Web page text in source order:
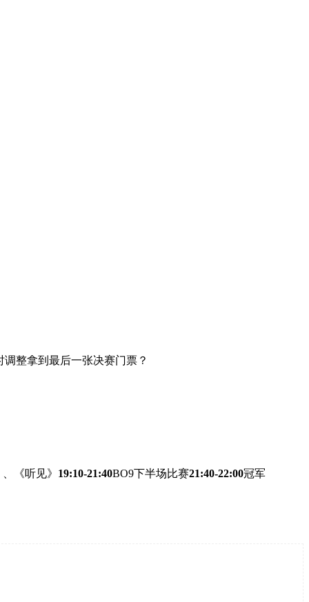
调整拿到最后一张决赛门票？
《听见》 19:10-21:40BO9下半场比赛21:40-22:00冠军